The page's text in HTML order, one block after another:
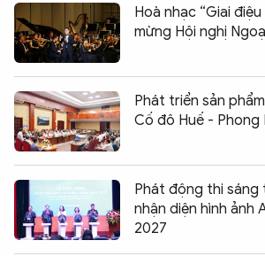
Hoà nhạc “Giai
mừng Hội nghị
Phát triển sản
Cố đô Huế - Phong
Phát động thi
nhận diện hình ảnh
2027